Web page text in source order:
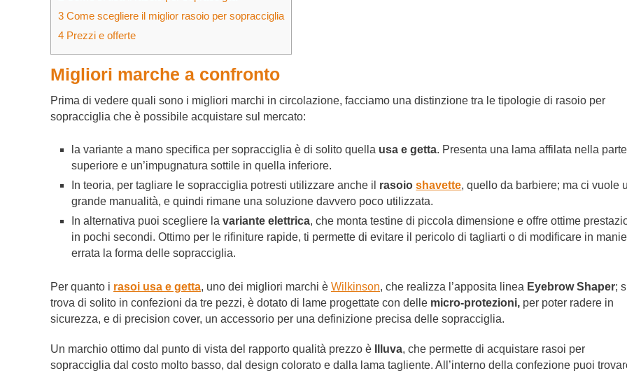
3 Come scegliere il miglior rasoio per sopracciglia
4 Prezzi e offerte
Migliori marche a confronto
Prima di vedere quali sono i migliori marchi in circolazione, facciamo una distinzione tra le tipologie di rasoio per
sopracciglia che è possibile acquistare sul mercato:
la variante a mano specifica per sopracciglia è di solito quella usa e getta. Presenta una lama affilata nella parte
superiore e un’impugnatura sottile in quella inferiore.
In teoria, per tagliare le sopracciglia potresti utilizzare anche il rasoioshavette, quello da barbiere; ma ci vuole
grande manualità, e quindi rimane una soluzione davvero poco utilizzata.
In alternativa puoi scegliere lavariante elettrica, che monta testine di piccola dimensione e offre ottime
in pochi secondi. Ottimo per le rifiniture rapide, ti permette di evitare il pericolo di tagliarti o di modificare in
errata la forma delle sopracciglia.
Per quanto i rasoi usa e getta, uno dei migliori marchi è Wilkinson, che realizza l’apposita linea Eyebrow Shaper;
trova di solito in confezioni da tre pezzi, è dotato di lame progettate con delle micro-protezioni, per poter radere in
sicurezza, e di precision cover, un accessorio per una definizione precisa delle sopracciglia.
Un marchio ottimo dal punto di vista del rapporto qualità prezzo è Illuva, che permette di acquistare rasoi per
sopracciglia dal costo molto basso, dal design colorato e dalla lama tagliente. All’interno della confezione puoi